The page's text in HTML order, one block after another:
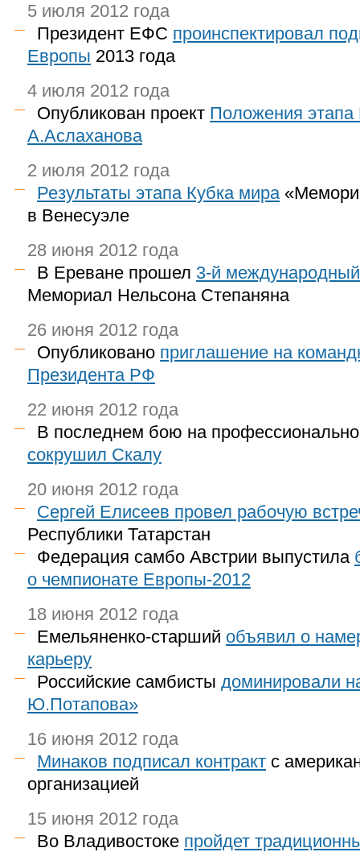
5 июля 2012 года
Президент ЕФС проинспектировал
Европы 2013 года
4 июля 2012 года
Опубликован проект Положения
А.Аслаханова
2 июля 2012 года
Результаты этапа Кубка мира
в Венесуэле
28 июня 2012 года
В Ереване прошел 3-й
Мемориал Нельсона Степаняна
26 июня 2012 года
Опубликовано приглашение на
Президента РФ
22 июня 2012 года
В последнем бою на
сокрушил Скалу
20 июня 2012 года
Сергей Елисеев провел рабочую
Республики Татарстан
Федерация самбо Австрии выпустила
о чемпионате Европы-2012
18 июня 2012 года
Емельяненко-старший объявил о
карьеру
Российские самбисты доминировали
Ю.Потапова»
16 июня 2012 года
Минаков подписал контракт с
организацией
15 июня 2012 года
Во Владивостоке пройдет